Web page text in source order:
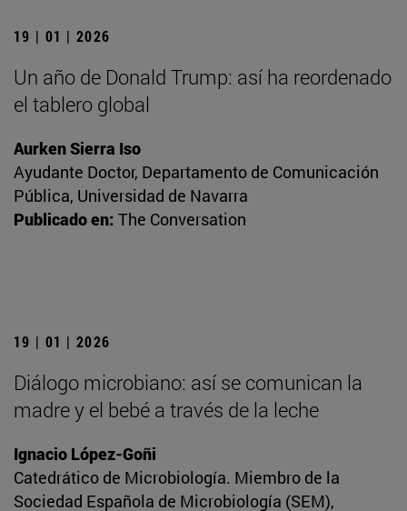
19 | 01 | 2026
Un año de Donald Trump: así ha reordenado
el tablero global
Aurken Sierra Iso
Ayudante Doctor, Departamento de Comunicación
Pública, Universidad de Navarra
Publicado en: The Conversation
19 | 01 | 2026
Diálogo microbiano: así se comunican la
madre y el bebé a través de la leche
Ignacio López-Goñi
Catedrático de Microbiología. Miembro de la
Sociedad Española de Microbiología (SEM),